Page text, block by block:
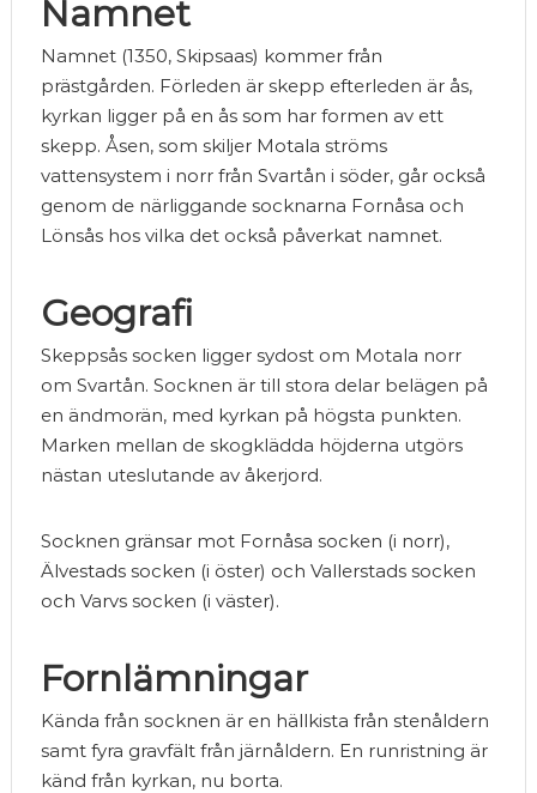
Namnet
Namnet (1350, Skipsaas) kommer från
prästgården. Förleden är skepp efterleden är ås,
kyrkan ligger på en ås som har formen av ett
skepp. Åsen, som skiljer Motala ströms
vattensystem i norr från Svartån i söder, går också
genom de närliggande socknarna Fornåsa och
Lönsås hos vilka det också påverkat namnet.
Geografi
Skeppsås socken ligger sydost om Motala norr
om Svartån. Socknen är till stora delar belägen på
en ändmorän, med kyrkan på högsta punkten.
Marken mellan de skogklädda höjderna utgörs
nästan uteslutande av åkerjord.
Socknen gränsar mot Fornåsa socken (i norr),
Älvestads socken (i öster) och Vallerstads socken
och Varvs socken (i väster).
Fornlämningar
Kända från socknen är en hällkista från stenåldern
samt fyra gravfält från järnåldern. En runristning är
känd från kyrkan, nu borta.